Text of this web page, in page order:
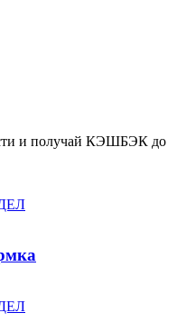
и получай КЭШБЭК до